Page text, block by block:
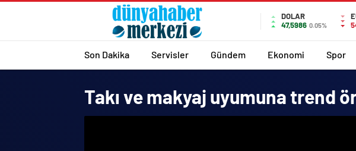
DOLAR
47,5986 0.05%
Son Dakika Servisler Gündem Ekonomi Spor
Takı ve makyaj uyumuna trend